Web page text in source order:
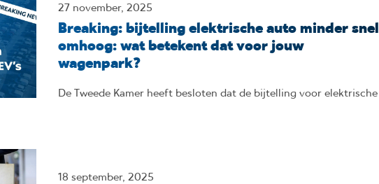
27 november, 2025
Breaking: bijtelling elektrische auto minder snel
omhoog: wat betekent dat voor jouw
wagenpark?
De Tweede Kamer heeft besloten dat de bijtelling voor elektrische
18 september, 2025